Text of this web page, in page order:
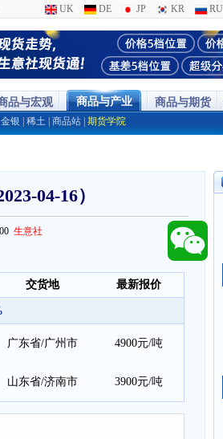
UK DE JP KR RU
品与宏观 商品与产业 商品与期货
金银 稀土 商品站 期货学院
04-16）
生意社
交货地 最新报价
广东省/广州市 4900元/吨
山东省/济南市 3900元/吨